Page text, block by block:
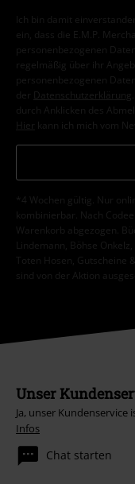
Ich bin damit
ein, dass die E.M.P.
personenbezogenen
regelmäßig über ihr
personenbezogenen
der
Datenschutzerklärung
durch Anklicken des
Hier kann ich mich vom
*4 Wochen gültig. Nur
kombinierbar. Nach
Warenkorb abgezogen.
Lindemann, Böhse
Toten Hosen, Gutscheine
sind von der Aktion
Unser
Ja, unser Kundenservice
Infos
Chat starten